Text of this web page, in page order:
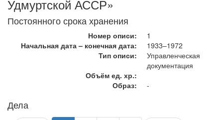
Удмуртской АССР»
Постоянного срока хранения
Номер описи:
1
Начальная дата – конечная дата:
1933–1972
Тип описи:
Управленческая
документация
Объём ед. хр.:
Образ:
-
Дела